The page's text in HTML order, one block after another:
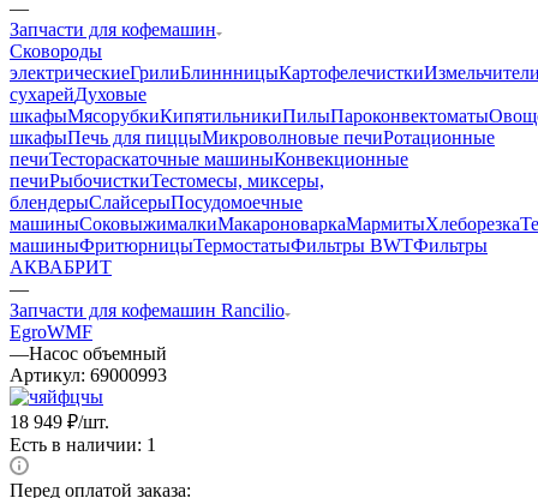
—
Запчасти для кофемашин
Cковороды
электрическиеГрилиБлиннницыКартофелечистки
сухарейДуховые
шкафыМясорубкиКипятильникиПилыПароконвектоматы
шкафыПечь для пиццыМикроволновые печиРотационные
печиТестораскаточные машиныКонвекционные
печиРыбочисткиТестомесы, миксеры,
блендерыСлайсерыПосудомоечные
машиныСоковыжималкиМакароноваркаМармитыХлеборезка
машиныФритюрницыТермостатыФильтры BWTФильтры
АКВАБРИТ
—
Запчасти для кофемашин Rancilio
EgroWMF
—Насос объемный
Артикул: 69000993
18 949 ₽/шт.
Есть в наличии: 1
Перед оплатой заказа: